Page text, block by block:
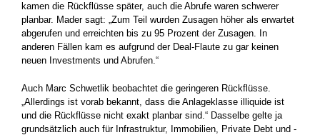
kamen die Rückflüsse später, auch die Abrufe waren schwerer
planbar. Mader sagt: „Zum Teil wurden Zusagen höher als erwartet
abgerufen und erreichten bis zu 95 Prozent der Zusagen. In
anderen Fällen kam es aufgrund der Deal-Flaute zu gar keinen
neuen Investments und Abrufen.“
Auch Marc Schwetlik beobachtet die geringeren Rückflüsse.
„Allerdings ist vorab bekannt, dass die Anlageklasse illiquide ist
und die Rückflüsse nicht exakt planbar sind.“ Dasselbe gelte ja
grund­sätzlich auch für Infrastruktur, Immobilien, Private Debt und ­